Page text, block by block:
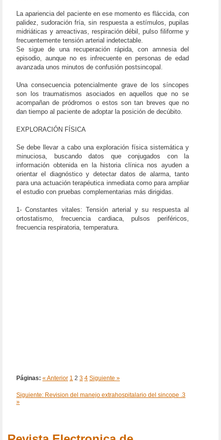
La apariencia del paciente en ese momento es fláccida, con
palidez, sudoración fría, sin respuesta a estímulos, pupilas
midriáticas y arreactivas, respiración débil, pulso filiforme y
frecuentemente tensión arterial indetectable.
Se sigue de una recuperación rápida, con amnesia del
episodio, aunque no es infrecuente en personas de edad
avanzada unos minutos de confusión postsincopal.
Una consecuencia potencialmente grave de los síncopes
son los traumatismos asociados en aquellos que no se
acompañan de pródromos o estos son tan breves que no
dan tiempo al paciente de adoptar la posición de decúbito.
EXPLORACIÓN FÍSICA
Se debe llevar a cabo una exploración física sistemática y
minuciosa, buscando datos que conjugados con la
información obtenida en la historia clínica nos ayuden a
orientar el diagnóstico y detectar datos de alarma, tanto
para una actuación terapéutica inmediata como para ampliar
el estudio con pruebas complementarias más dirigidas.
1- Constantes vitales: Tensión arterial y su respuesta al
ortostatismo, frecuencia cardiaca, pulsos periféricos,
frecuencia respiratoria, temperatura.
Páginas: « Anterior 1 2 3 4 Siguiente »
Siguiente: Revision del manejo extrahospitalario del sincope .3
»